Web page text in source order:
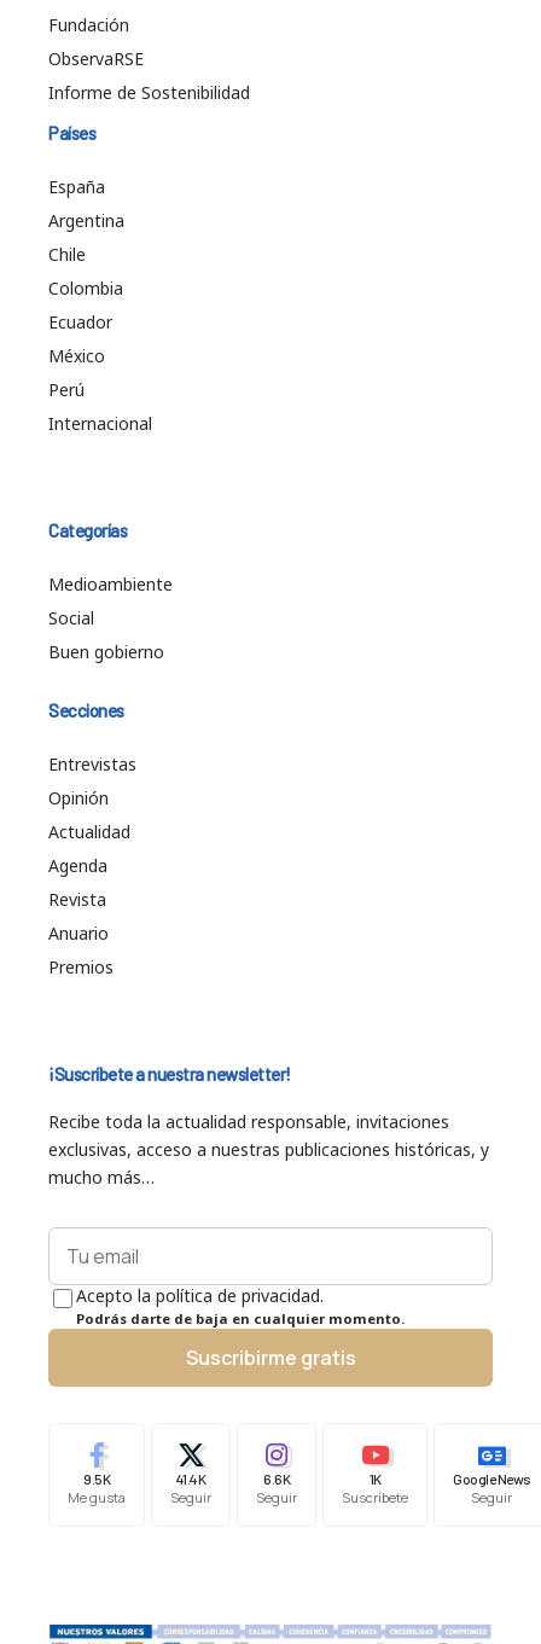
Fundación
ObservaRSE
Informe de Sostenibilidad
Países
España
Argentina
Chile
Colombia
Ecuador
México
Perú
Internacional
Categorías
Medioambiente
Social
Buen gobierno
Secciones
Entrevistas
Opinión
Actualidad
Agenda
Revista
Anuario
Premios
¡Suscríbete a nuestra newsletter!
Recibe toda la actualidad responsable, invitaciones
exclusivas, acceso a nuestras publicaciones históricas, y
mucho más…
Acepto la política de privacidad.
Podrás darte de baja en cualquier momento.
Suscribirme gratis
9.5K
Me gusta
41.4K
Seguir
6.6K
Seguir
1K
Suscríbete
Google News
Seguir